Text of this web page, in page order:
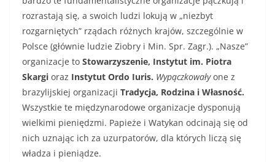
rozrastają się, a swoich ludzi lokują w „niezbyt
rozgarniętych” rządach różnych krajów, szczególnie w
Polsce (głównie ludzie Ziobry i Min. Spr. Zagr.). „Nasze”
organizacje to Stowarzyszenie, Instytut im. Piotra
Skargi oraz Instytut Ordo Iuris. Wypączkowałyone z
brazylijskiej organizacji Tradycja, Rodzina i Własność.
Wszystkie te międzynarodowe organizacje dysponują
wielkimi pieniędzmi. Papieże i Watykan odcinają się od
nich uznając ich za uzurpatorów, dla których liczą się
władza i pieniądze.